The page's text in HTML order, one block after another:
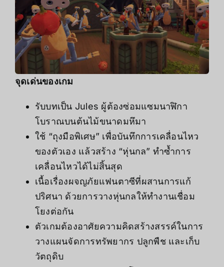
จุดเด่นของเกม
รับบทเป็น Jules ผู้ต้องซ่อมแซมนาฬิกา
โบราณบนต้นไม้ขนาดมหึมา
ใช้ “ถุงมือพิเศษ” เพื่อบันทึกการเคลื่อนไหว
ของตัวเอง แล้วสร้าง “หุ่นกล” ทำซ้ำการ
เคลื่อนไหวได้ไม่สิ้นสุด
เนื้อเรื่องผจญภัยแฟนตาซีที่ผสานการแก้
ปริศนา ด้วยการวางหุ่นกลให้ทำงานเชื่อม
โยงต่อกัน
ตัวเกมต้องอาศัยความคิดสร้างสรรค์ในการ
วางแผนจัดการทรัพยากร ปลูกพืช และเก็บ
วัตถุดิบ